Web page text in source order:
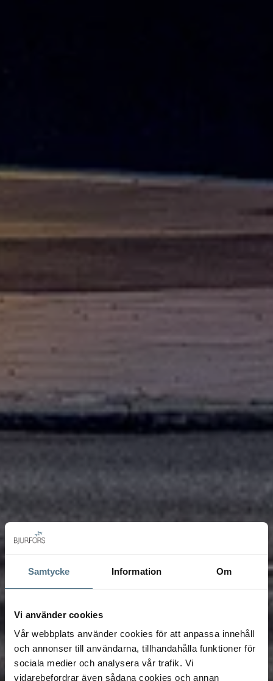
Samtycke Information Om
Vi använder cookies
Vår webbplats använder cookies för att anpassa innehåll
och annonser till användarna, tillhandahålla funktioner för
sociala medier och analysera vår trafik. Vi
vidarebefordrar även sådana cookies och annan